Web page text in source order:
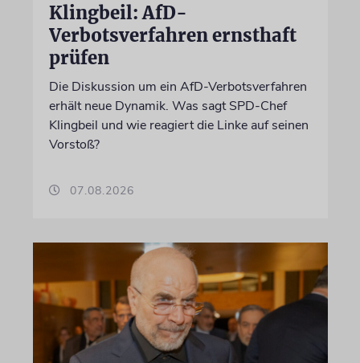
Klingbeil: AfD-
Verbotsverfahren ernsthaft
prüfen
Die Diskussion um ein AfD-Verbotsverfahren
erhält neue Dynamik. Was sagt SPD-Chef
Klingbeil und wie reagiert die Linke auf seinen
Vorstoß?
07.08.2026